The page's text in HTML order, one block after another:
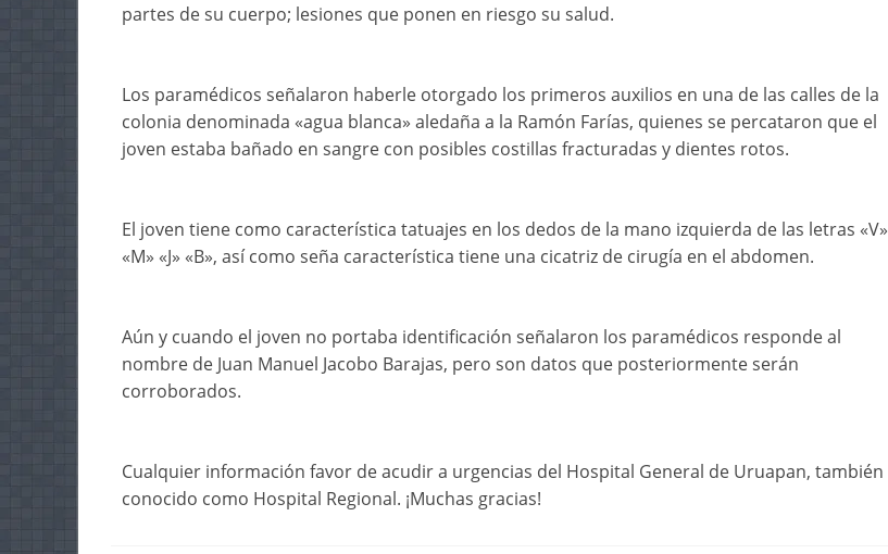
partes de su cuerpo; lesiones que ponen en riesgo su salud.
Los paramédicos señalaron haberle otorgado los primeros auxilios en una de las calles de la
colonia denominada «agua blanca» aledaña a la Ramón Farías, quienes se percataron que el
joven estaba bañado en sangre con posibles costillas fracturadas y dientes rotos.
El joven tiene como característica tatuajes en los dedos de la mano izquierda de las letras «V»
«M» «J» «B», así como seña característica tiene una cicatriz de cirugía en el abdomen.
Aún y cuando el joven no portaba identificación señalaron los paramédicos responde al
nombre de Juan Manuel Jacobo Barajas, pero son datos que posteriormente serán
corroborados.
Cualquier información favor de acudir a urgencias del Hospital General de Uruapan, también
conocido como Hospital Regional. ¡Muchas gracias!